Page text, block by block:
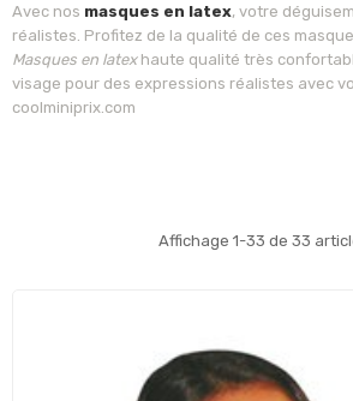
Avec nos masques en latex, votre
réalistes. Profitez de la qualité de ces
Masques en latexhaute qualité très
visage pour des expressions réalistes avec
coolminiprix.com
Affichage 1-33 de 33